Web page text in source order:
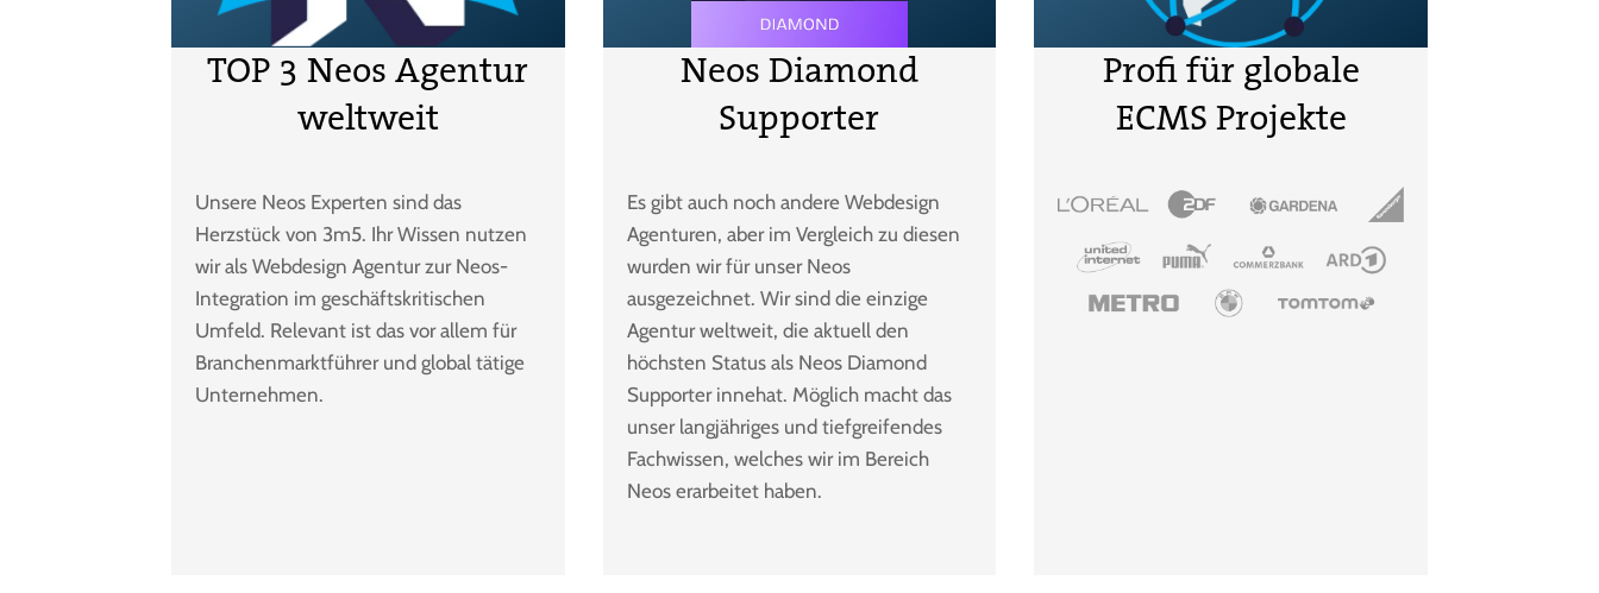
TOP 3 Neos Agentur
weltweit
Unsere Neos Experten sind das
Herzstück von 3m5. Ihr Wissen nutzen
wir als Webdesign Agentur zur Neos-
Integration im geschäftskritischen
Umfeld. Relevant ist das vor allem für
Branchenmarktführer und global tätige
Unternehmen.
Neos Diamond
Supporter
Es gibt auch noch andere Webdesign
Agenturen, aber im Vergleich zu diesen
wurden wir für unser Neos
ausgezeichnet. Wir sind die einzige
Agentur weltweit, die aktuell den
höchsten Status als Neos Diamond
Supporter innehat. Möglich macht das
unser langjähriges und tiefgreifendes
Fachwissen, welches wir im Bereich
Neos erarbeitet haben.
Profi für globale
ECMS Projekte